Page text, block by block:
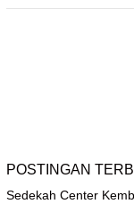
POSTINGAN
Sedekah Center